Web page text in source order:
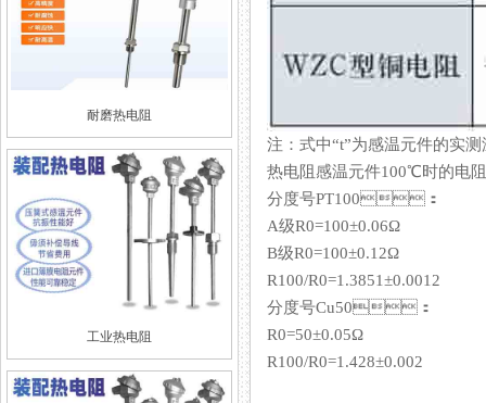
耐磨热电阻
工业热电阻
注：式中“t”为感温元件的实测
热电阻感温元件100℃时的电阻
分度号PT100：
A级R0=100±0.06Ω
B级R0=100±0.12Ω
R100/R0=1.3851±0.0012
分度号Cu50：
R0=50±0.05Ω
R100/R0=1.428±0.002